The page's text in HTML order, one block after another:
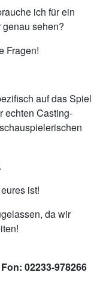
ich für ein
sehen?
Fragen!
auf das Spiel
echten Casting-
ist!
da wir
02233-978266